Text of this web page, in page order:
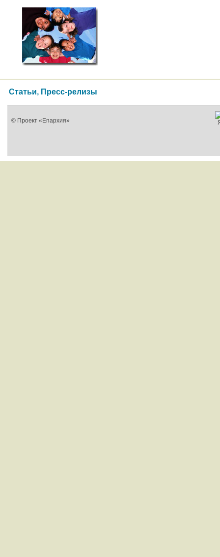
Статьи, Пресс-релизы
© Проект «Епархия»